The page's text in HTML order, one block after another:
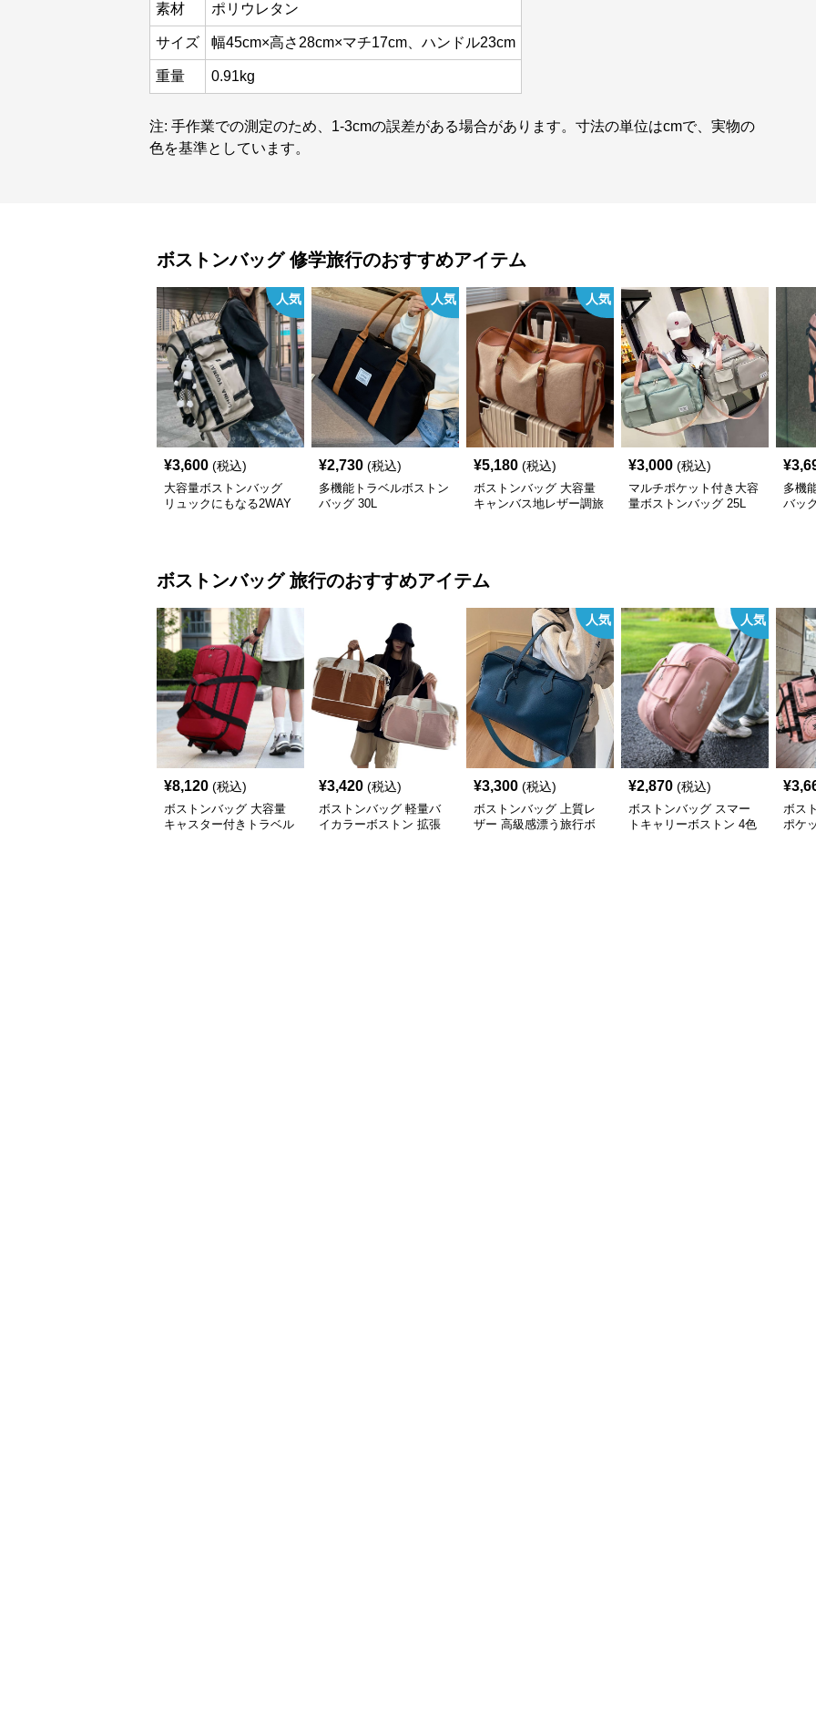
素材 ポリウレタン
サイズ 幅45cm×高さ28cm×マチ17cm、ハンドル23cm
重量 0.91kg
注: 手作業での測定のため、1-3cmの誤差がある場合があります。寸法の単位はcmで、実物の
色を基準としています。
ボストンバッグ 修学旅行のおすすめアイテム
人気
¥3,600 (税込)
大容量ボストンバッグ
リュックにもなる2WAY
人気
¥2,730 (税込)
多機能トラベルボストン
バッグ 30L
人気
¥5,180 (税込)
ボストンバッグ 大容量
キャンバス地レザー調旅
¥3,000 (税込)
マルチポケット付き大容
量ボストンバッグ 25L
¥
多機
バッ
ボストンバッグ 旅行のおすすめアイテム
¥8,120 (税込)
ボストンバッグ 大容量
キャスター付きトラベル
¥3,420 (税込)
ボストンバッグ 軽量バ
イカラーボストン 拡張
人気
¥3,300 (税込)
ボストンバッグ 上質レ
ザー 高級感漂う旅行ボ
人気
¥2,870 (税込)
ボストンバッグ スマー
トキャリーボストン 4色
¥
ボス
ポケ